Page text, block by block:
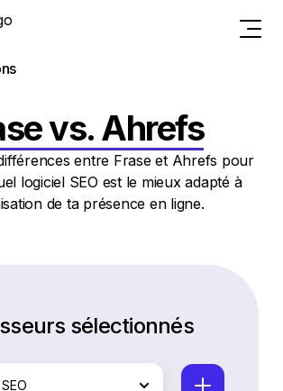
vs. Ahrefs
entre Frase et Ahrefs pour
logiciel SEO est le mieux adapté à
de ta présence en ligne.
sélectionnés